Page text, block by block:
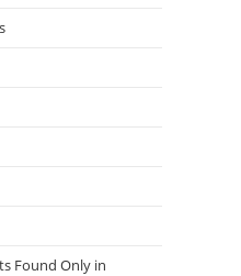
Found Only in